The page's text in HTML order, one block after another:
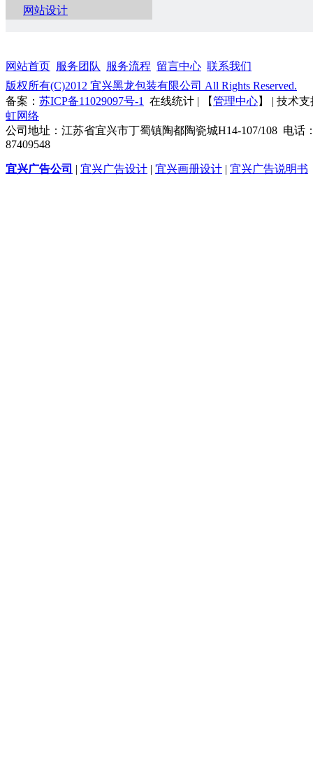
网站设计
网站首页 服务团队 服务流程 留言中心 联系我们
版权所有(C)2012 宜兴黑龙包装有限公司 All Rights Reserved.
备案： 苏ICP备11029097号-1 在线统计 | 【管理中心】 | 技术
虹网络
公司地址：江苏省宜兴市丁蜀镇陶都陶瓷城H14-107/108 电话
87409548
宜兴广告公司 | 宜兴广告设计 | 宜兴画册设计 | 宜兴广告说明书